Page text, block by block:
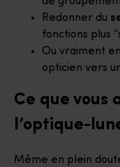
Redonner du
fonctions plus
Ou vraiment
opticien vers
Ce que vous
l’optique-
Même en plein